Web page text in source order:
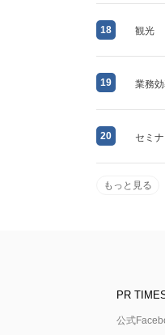
18 観光
19 業務
20 セミ
もっと見る
PR
公式